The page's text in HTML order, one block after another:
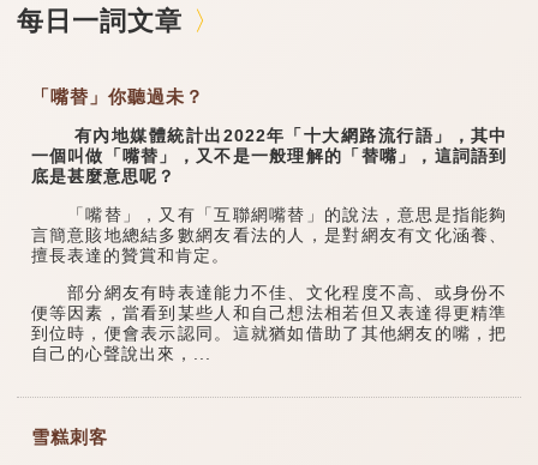
每日一詞文章
「嘴替」你聽過未？
有內地媒體統計出2022年「十大網路流行語」，其中
一個叫做「嘴替」，又不是一般理解的「替嘴」，這詞語到
底是甚麼意思呢？
「嘴替」，又有「互聯網嘴替」的說法，意思是指能夠
言簡意賅地總結多數網友看法的人，是對網友有文化涵養、
擅長表達的贊賞和肯定。
部分網友有時表達能力不佳、文化程度不高、或身份不
便等因素，當看到某些人和自己想法相若但又表達得更精準
到位時，便會表示認同。這就猶如借助了其他網友的嘴，把
自己的心聲說出來，...
雪糕刺客